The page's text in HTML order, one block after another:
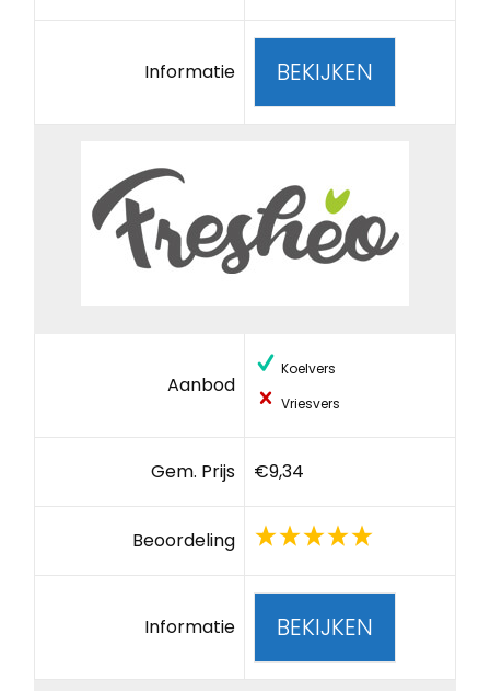
Informatie BEKIJKEN
Aanbod
Koelvers
Vriesvers
Gem. Prijs €9,34
Beoordeling
Informatie BEKIJKEN